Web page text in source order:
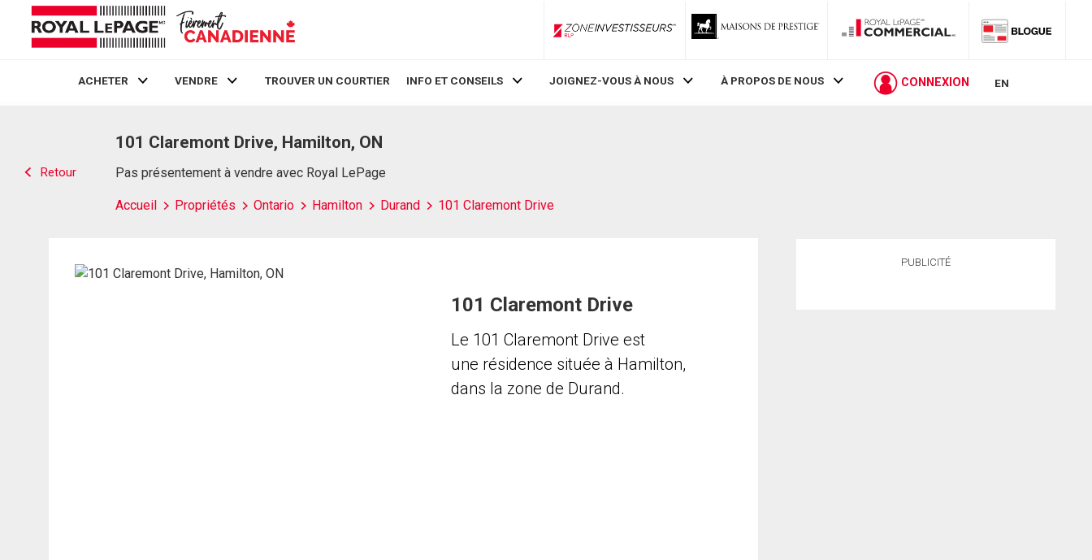
ZoneInvestisseurs RLP
ACHETER VENDRE TROUVER UN COURTIER INFO ET CONSEILS JOIGNEZ-VOUS À NOUS À PROPOS DE NOUS CONNEXION EN
Retour
101 Claremont Drive, Hamilton, ON
Pas présentement à vendre avec Royal LePage
Accueil Propriétés Ontario Hamilton Durand 101 Claremont Drive
101 Claremont Drive
Le 101 Claremont Drive est
une résidence située à Hamilton,
dans la zone de Durand.
PUBLICITÉ